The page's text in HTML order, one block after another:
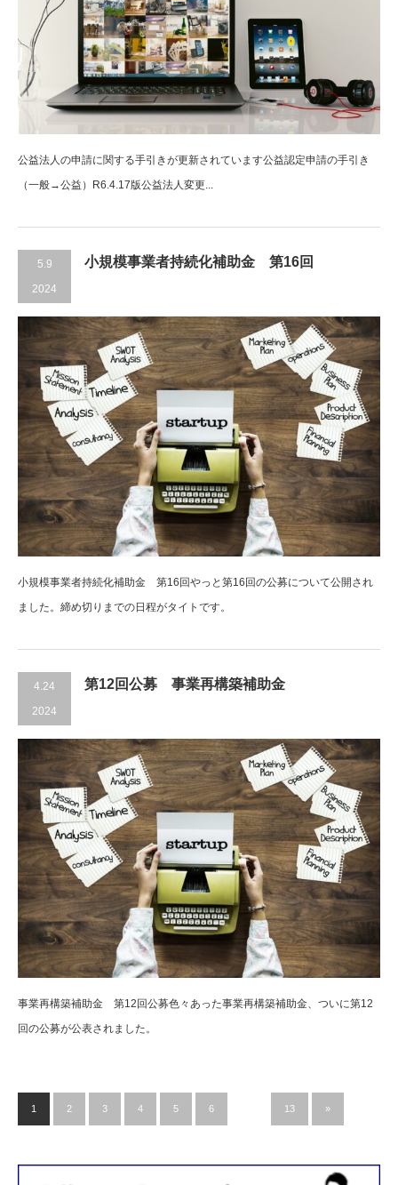
公益法人の申請に関する手引きが更新されています公益認定申請の手引き
（一般→公益）R6.4.17版公益法人変更...
5.9
2024
小規模事業者持続化補助金 第16回
小規模事業者持続化補助金 第16回やっと第16回の公募について公開され
ました。締め切りまでの日程がタイトです。
4.24
2024
第12回公募 事業再構築補助金
事業再構築補助金 第12回公募色々あった事業再構築補助金、ついに第12
回の公募が公表されました。
1 2 3 4 5 6 13 »